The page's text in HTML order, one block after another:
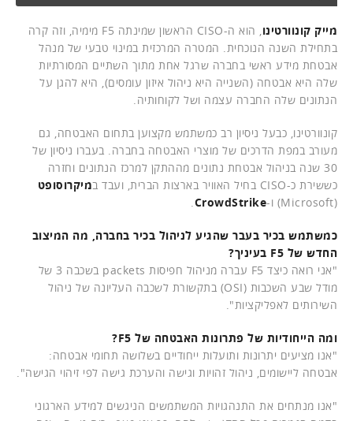
מייק קונוורטינו
, הוא ה-CISO הראשון שמינתה F5 מימיה, וזה קרה
בתחילת השנה הנוכחית. המטרה המרכזית במינוי טבעי של מנהל
אבטחת מידע ראשי בחברה שרגל אחת מתוך השתיים המסורתיות
שלה היא אבטחה (השנייה היא ניהול איזון עומסים), היא להגן על
הנתונים שלה החברה עצמה ושל לקוחותיה.
קונוורטינו, כבעל ניסיון רב כמשתמש מקצוען בתחום האבטחה, גם
מעורב במפת הדרכים של מוצרי האבטחה בחברה. בעברו ניסיון של
30 שנה בניהול אבטחת נתונים מההתקן למרכז הנתונים וחזרה
כששירת כ-CISO בחיל האוויר בארצות הברית, ועבד ב
מיקרוסופט
(Microsoft) ו-
CrowdStrike
.
כמשתמש בכיר בעבר שהגיע לניהול בכיר בחברה, מה המיצוב
החדש של F5 בעיניך?
"אני רואה כיצד F5 עברה מניהול חפיסות packets בשכבה 3 של
מודל שבע השכבות (OSI) בתקשורת לשכבה העליונה של ניהול
השירותים לאפליקציות".
ומה הייחודיות של פתרונות האבטחה של F5?
"אנו מציעים יתרונות ותועלות ייחודיים בשלושה תחומי אבטחה:
אבטחה ליישומים, ניהול זהויות וגישה והערכת גישה לפי זיהוי הגישה".
"אנו מנתחים את התנהגויות המשתמשים הניגשים למידע הארגוני